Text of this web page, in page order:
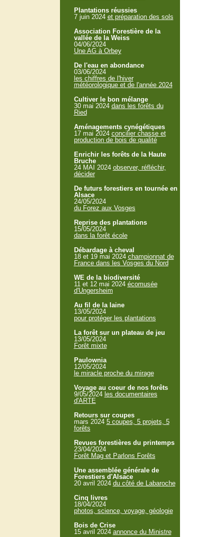
Plantations réussies
7 juin 2024 et préparation des sols
Association Forestière de la
vallée de la Weiss
04/06/2024
Une AG à Orbey
De l'eau en abondance
03/06/2024
les chiffres de l'hiver
météorologique et de l'année 2024
Cultiver le bon mélange
30 mai 2024 dans les forêts du
Ried
Aménagements cynégétiques
17 mai 2024 concilier chasse et
production de bois de qualité
Enrichir les forêts de la Haute
Bruche
24 MAI 2024 observer, réfléchir,
décider
De futurs forestiers en tournée en
Alsace
24/05/2024
du Forez aux Vosges
Reprise des plantations
15/05/2024
dans la forêt école
Débardage à cheval
18 et 19 mai 2024 championnat de
France dans les Vosges du Nord
WE de la biodiversité
11 et 12 mai 2024 écomusée
d'Ungersheim
Au fil de la laine
13/05/2024
pour protéger les plantations
La forêt sur un plateau de jeu
13/05/2024
Forêt mixte
Paulownia
12/05/2024
le miracle proche du mirage
Voyage au coeur de nos forêts
9/05/2024 les documentaires
d'ARTE
Retours sur coupes
mars 2024 5 coupes, 5 projets, 5
forêts
Revues forestières du printemps
23/04/2024
Forêt Mag et Parlons Forêts
Une assemblée générale de
Forestiers d'Alsace
20 avril 2024 du côté de Labaroche
Cinq livres
18/04/2024
photos, science, voyage, géologie
Bois de Crise
15 avril 2024 annonce du Ministre